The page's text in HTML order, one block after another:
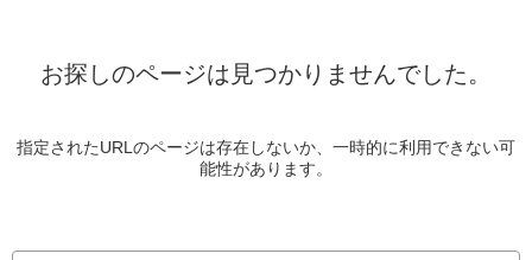
お探しのページは見つかりませんでした。
指定されたURLのページは存在しないか、一時的に利用できない可
能性があります。